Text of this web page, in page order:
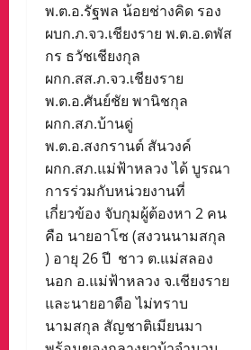
พ.ต.อ.รัฐพล น้อยช่างคิด รอง
ผบก.ภ.จว.เชียงราย พ.ต.อ.ดพัส
กร ธวัชเชียงกุล
ผกก.สส.ภ.จว.เชียงราย
พ.ต.อ.ศันย์ชัย พานิชกุล
ผกก.สภ.บ้านดู่
พ.ต.อ.สงกรานต์ สันวงค์
ผกก.สภ.แม่ฟ้าหลวง ได้ บูรณา
การร่วมกับหน่วยงานที่
เกี่ยวข้อง จับกุมผู้ต้องหา 2 คน
คือ นายอาโซ (สงวนนามสกุล
) อายุ 26 ปี ชาว ต.แม่สลอง
นอก อ.แม่ฟ้าหลวง จ.เชียงราย
และนายอาตือ ไม่ทราบ
นามสกุล สัญชาติเมียนมา